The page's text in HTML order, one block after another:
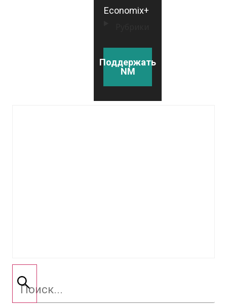
Economix+
Поддержать
NM